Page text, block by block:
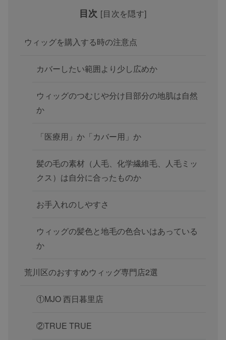
目次 [目次を隠す]
ウィッグを購入する時の注意点
カバーしたい範囲より少し広めか
ウィッグのつむじや分け目部分の地肌は自然
か
「医療用」か「カバー用」か
髪の毛の素材（人毛、化学繊維毛、人毛ミッ
クス）は自分に合ったものか
お手入れのしやすさ
ウィッグの髪色と地毛の色合いはあっている
か
荒川区のおすすめウィッグ専門店2選
①MJO 西日暮里店
②TRUE TRUE